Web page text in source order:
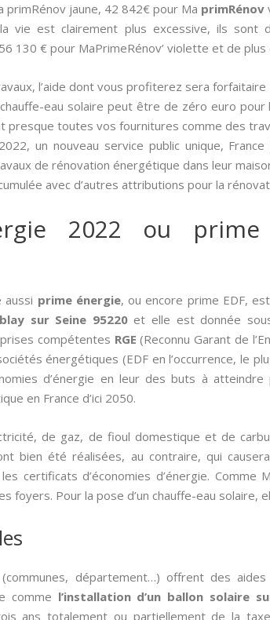
primRénov jaune, 42 842€ pour Ma primRénov
vie est clairement plus excessive, ils
130 € pour MaPrimeRénov’ violette et de
l’aide dont vous profiterez sera
eau solaire peut être de zéro euro
presque toutes vos fournitures comme des
un nouveau service public unique,
de rénovation énergétique dans leur
avec d’autres attributions pour la
2022 ou prime
aussi­ prime énergie, ou encore prime EDF,
sur Seine 95220et elle est donnée
compétentes RGE (Reconnu Garant de
énergétiques (EDF en l’occurrence, le
d’énergie en leur des buts à
en France d’ici 2050.
de gaz, de fioul domestique et de
bien été réalisées, au contraire, qui
les certificats d’économies d’énergie. Comme
foyers. Pour la pose d’un chauffe-eau solaire,
département…) offrent des
comme l’installation d’un ballon solaire
ans totalement ou partiellement de la